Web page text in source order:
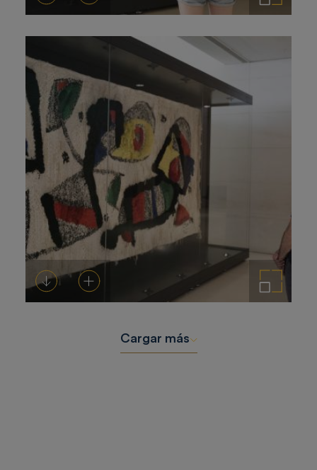
DescargarAñadir al carrito Ampliar imagen
Cargar más